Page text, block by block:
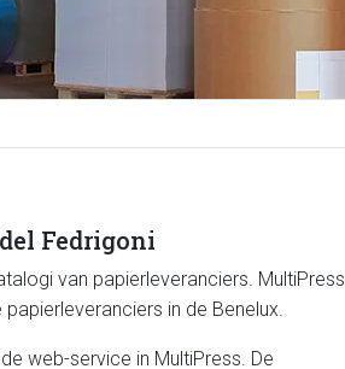
Fedrigoni
van papierleveranciers. MultiPress
in de Benelux.
web-service in MultiPress. De